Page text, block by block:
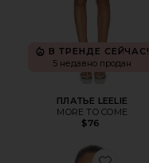
В ТРЕНДЕ СЕЙЧАС!
5 недавно продан
ПЛАТЬЕ LEELIE
MORE TO COME
$76